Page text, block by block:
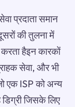
प्रदाता समान
की तुलना में
करता हैइन कारकों
सेवा, और भी
एक ISP को अन्य
जिसके लिए